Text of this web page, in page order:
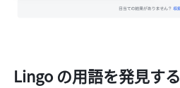
Lingo の用語を発見する